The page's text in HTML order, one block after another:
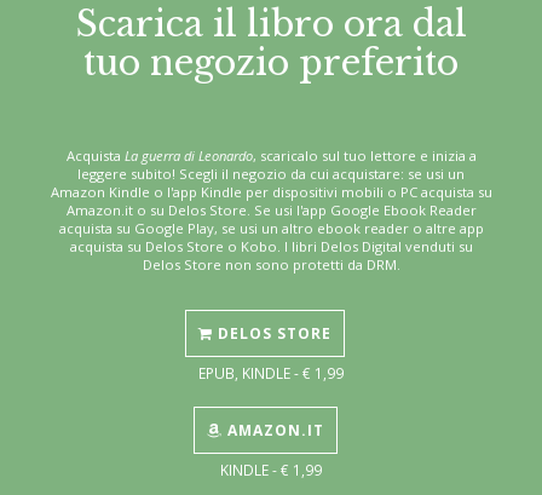
Scarica il libro ora dal
tuo negozio preferito
Acquista La guerra di Leonardo, scaricalo sul tuo lettore e inizia a
leggere subito! Scegli il negozio da cui acquistare: se usi un
Amazon Kindle o l'app Kindle per dispositivi mobili o PC acquista su
Amazon.it o su Delos Store. Se usi l'app Google Ebook Reader
acquista su Google Play, se usi un altro ebook reader o altre app
acquista su Delos Store o Kobo. I libri Delos Digital venduti su
Delos Store non sono protetti da DRM.
DELOS STORE
EPUB, KINDLE - € 1,99
AMAZON.IT
KINDLE - € 1,99